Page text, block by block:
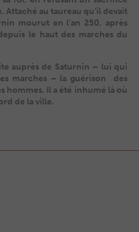
Attaché au taureau qu’il devait
mourut en l’an 250, après
le haut des marches du
auprès de Saturnin – lui qui
marches – la guérison des
hommes. Il a été inhumé là où
de la ville.